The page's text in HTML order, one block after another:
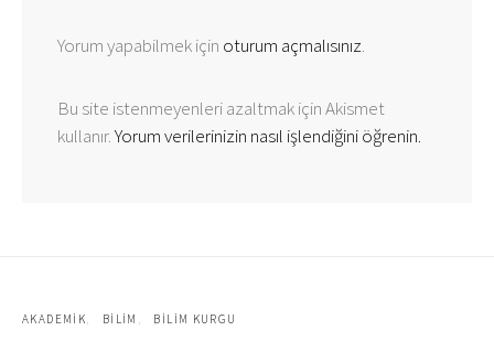
Yorum yapabilmek için oturum açmalısınız.
Bu site istenmeyenleri azaltmak için Akismet
kullanır.Yorum verilerinizin nasıl işlendiğini öğrenin.
AKADEMIK BILIM BILIM KURGU